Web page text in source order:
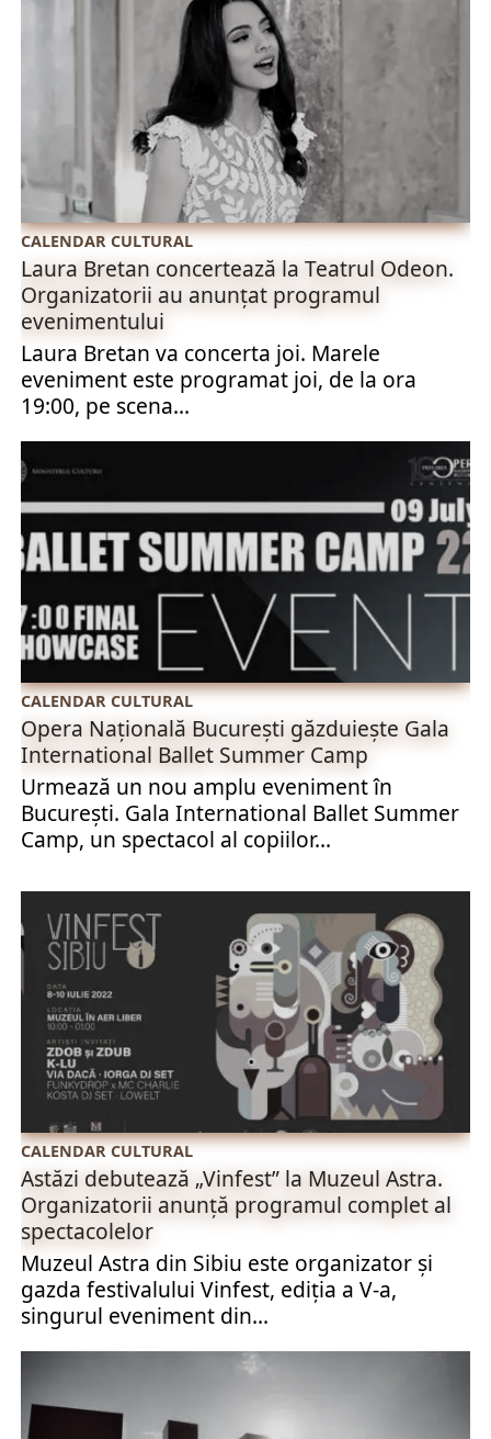
CALENDAR CULTURAL
Laura Bretan concertează la Teatrul Odeon.
Organizatorii au anunțat programul
evenimentului
Laura Bretan va concerta joi. Marele
eveniment este programat joi, de la ora
19:00, pe scena...
CALENDAR CULTURAL
Opera Națională București găzduiește Gala
International Ballet Summer Camp
Urmează un nou amplu eveniment în
București. Gala International Ballet Summer
Camp, un spectacol al copiilor...
CALENDAR CULTURAL
Astăzi debutează „Vinfest” la Muzeul Astra.
Organizatorii anunță programul complet al
spectacolelor
Muzeul Astra din Sibiu este organizator și
gazda festivalului Vinfest, ediţia a V-a,
singurul eveniment din...